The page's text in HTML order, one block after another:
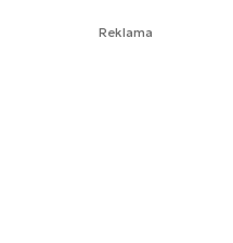
Reklama